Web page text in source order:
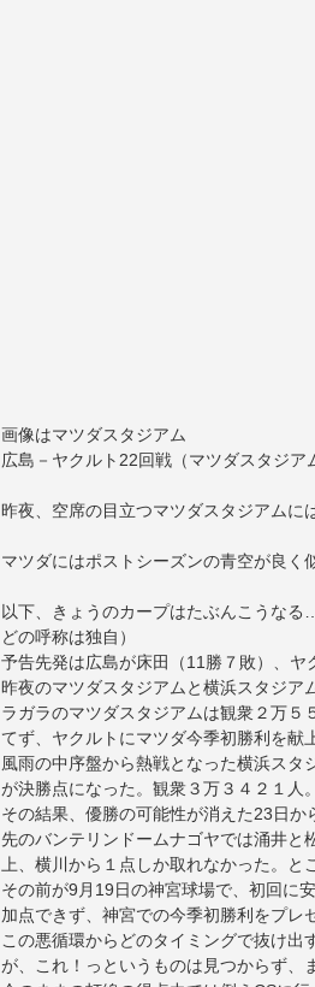
画像はマツダスタジアム
広島－ヤクルト22回戦（マツダスタジア
昨夜、空席の目立つマツダスタジアムに
マツダにはポストシーズンの青空が良く
以下、 きょうのカープはたぶんこうな
どの呼称は独自）
予告先発は広島が床田（11勝７敗）、ヤ
昨夜のマツダスタジアムと横浜スタジア
ラガラのマツダスタジアムは観衆２万５
てず、ヤクルトにマツダ今季初勝利を献
風雨の中序盤から熱戦となった横浜ス
が決勝点になった。観衆３万３４２１人。
その結果、優勝の可能性が消えた23日か
先のバンテリンドームナゴヤでは涌井と
上、横川から１点しか取れなかった。と
その前が9月19日の神宮球場で、初回に
加点できず、神宮での今季初勝利をプレ
この悪循環からどのタイミングで抜け出
が、これ！っというものは見つからず、